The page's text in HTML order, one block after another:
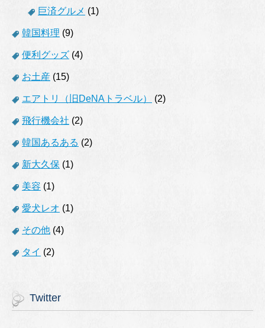
巨済グルメ (1)
韓国料理 (9)
便利グッズ (4)
お土産 (15)
エアトリ（旧DeNAトラベル） (2)
飛行機会社 (2)
韓国あるある (2)
新大久保 (1)
美容 (1)
愛犬レオ (1)
その他 (4)
タイ (2)
Twitter